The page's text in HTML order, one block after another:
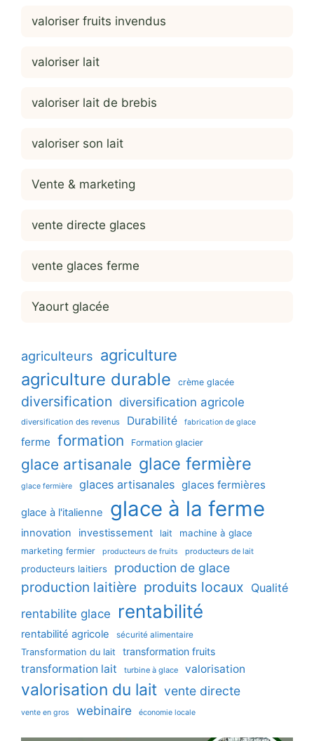
valoriser fruits invendus
valoriser lait
valoriser lait de brebis
valoriser son lait
Vente & marketing
vente directe glaces
vente glaces ferme
Yaourt glacée
agriculteurs agriculture
agriculture durable crème glacée
diversification diversification agricole
diversification des revenus Durabilité fabrication de glace
ferme formation Formation glacier
glace artisanale glace fermière
glace fermière glaces artisanales glaces fermières
glace à l'italienne glace à la ferme
innovation investissement lait machine à glace
marketing fermier producteurs de fruits producteurs de lait
producteurs laitiers production de glace
production laitière produits locaux Qualité
rentabilite glace
rentabilité
rentabilité agricole sécurité alimentaire
Transformation du lait transformation fruits
transformation lait turbine à glace valorisation
valorisation du lait vente directe
vente en gros webinaire économie locale